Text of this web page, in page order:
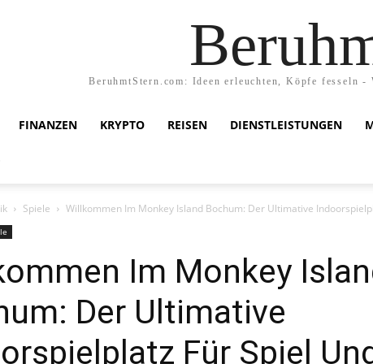
BeruhmtStern.com: Ideen erleuchten, Köpfe fesseln
FINANZEN KRYPTO REISEN DIENSTLEISTUNGEN
Spiele Willkommen Im Monkey Island Bochum: Der Ultimative
Im Monkey
Der Ultimative
Für Spiel